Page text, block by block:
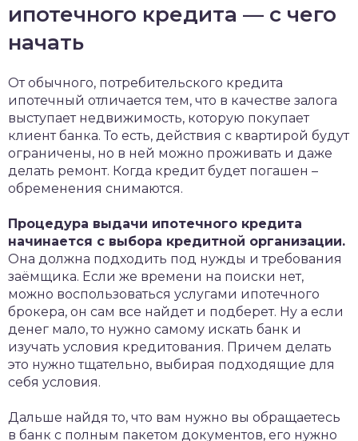
ипотечного кредита — с чего
начать
От обычного, потребительского кредита
ипотечный отличается тем, что в качестве залога
выступает недвижимость, которую покупает
клиент банка. То есть, действия с квартирой будут
ограничены, но в ней можно проживать и даже
делать ремонт. Когда кредит будет погашен –
обременения снимаются.
Процедура выдачи ипотечного кредита
начинается с выбора кредитной организации.
Она должна подходить под нужды и требования
заёмщика. Если же времени на поиски нет,
можно воспользоваться услугами ипотечного
брокера, он сам все найдет и подберет. Ну а если
денег мало, то нужно самому искать банк и
изучать условия кредитования. Причем делать
это нужно тщательно, выбирая подходящие для
себя условия.
Дальше найдя то, что вам нужно вы обращаетесь
в банк с полным пакетом документов, его нужно